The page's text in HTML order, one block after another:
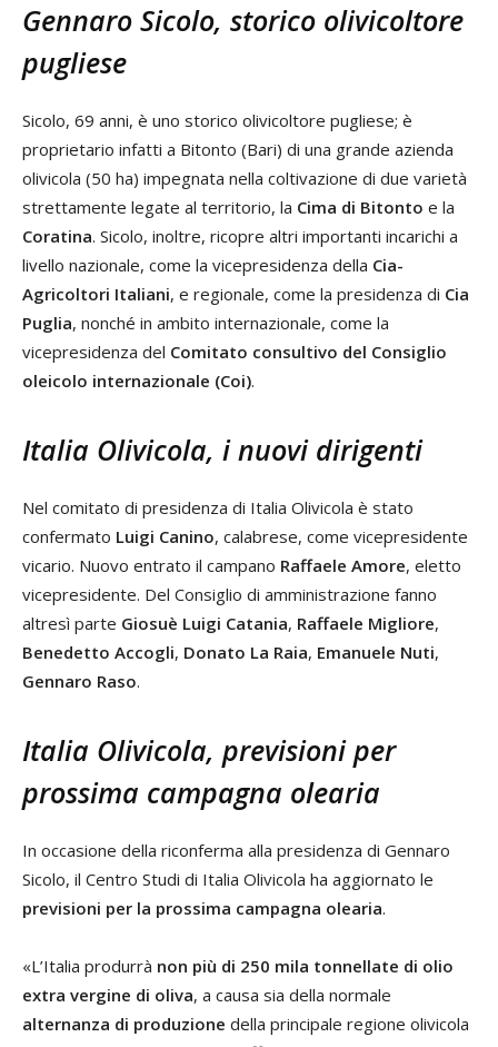
Gennaro Sicolo, storico olivicoltore
pugliese
Sicolo, 69 anni, è uno storico olivicoltore pugliese; è
proprietario infatti a Bitonto (Bari) di una grande azienda
olivicola (50 ha) impegnata nella coltivazione di due varietà
strettamente legate al territorio, la Cima di Bitonto e la
Coratina. Sicolo, inoltre, ricopre altri importanti incarichi a
livello nazionale, come la vicepresidenza della Cia-
Agricoltori Italiani, e regionale, come la presidenza di Cia
Puglia, nonché in ambito internazionale, come la
vicepresidenza del Comitato consultivo del Consiglio
oleicolo internazionale (Coi).
Italia Olivicola, i nuovi dirigenti
Nel comitato di presidenza di Italia Olivicola è stato
confermato Luigi Canino, calabrese, come vicepresidente
vicario. Nuovo entrato il campano Raffaele Amore, eletto
vicepresidente. Del Consiglio di amministrazione fanno
altresì parte Giosuè Luigi Catania, Raffaele Migliore,
Benedetto Accogli, Donato La Raia, Emanuele Nuti,
Gennaro Raso.
Italia Olivicola, previsioni per
prossima campagna olearia
In occasione della riconferma alla presidenza di Gennaro
Sicolo, il Centro Studi di Italia Olivicola ha aggiornato le
previsioni per la prossima campagna olearia.
«L’Italia produrrà non più di 250 mila tonnellate di olio
extra vergine di oliva, a causa sia della normale
alternanza di produzione della principale regione olivicola